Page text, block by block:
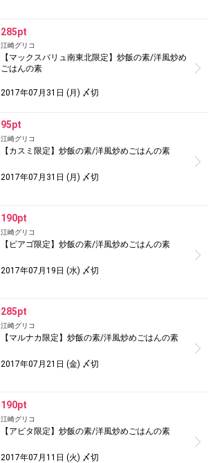
285pt
江崎グリコ
【マックスバリュ南東北限定】炒飯の素/洋風炒め
ごはんの素
2017年07月31日 (月) 〆切
95pt
江崎グリコ
【カスミ限定】炒飯の素/洋風炒めごはんの素
2017年07月31日 (月) 〆切
190pt
江崎グリコ
【ピアゴ限定】炒飯の素/洋風炒めごはんの素
2017年07月19日 (水) 〆切
285pt
江崎グリコ
【マルナカ限定】炒飯の素/洋風炒めごはんの素
2017年07月21日 (金) 〆切
190pt
江崎グリコ
【アピタ限定】炒飯の素/洋風炒めごはんの素
2017年07月11日 (火) 〆切